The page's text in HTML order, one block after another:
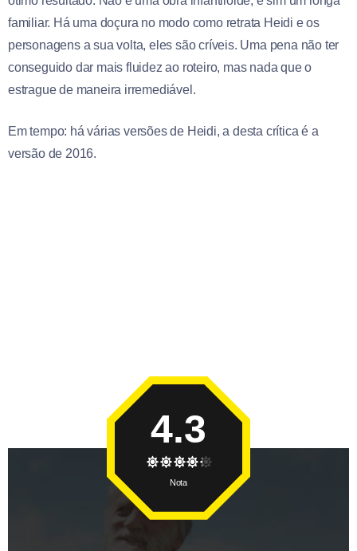
familiar. Há uma doçura no modo como retrata Heidi e os
personagens a sua volta, eles são críveis. Uma pena não ter
conseguido dar mais fluidez ao roteiro, mas nada que o
estrague de maneira irremediável.
Em tempo: há várias versões de Heidi, a desta crítica é a
versão de 2016.
4.3
Nota